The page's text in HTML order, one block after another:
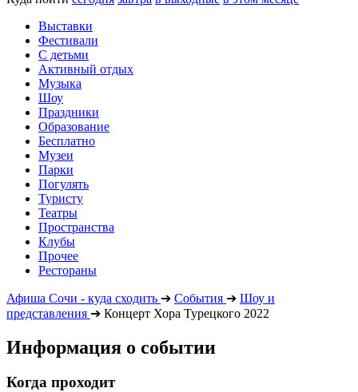
Выставки
Фестивали
С детьми
Активный отдых
Музыка
Шоу
Праздники
Образование
Бесплатно
Музеи
Парки
Погулять
Туристу
Театры
Пространства
Клубы
Прочее
Рестораны
Афиша Сочи - куда сходить ➔ События ➔ Шоу и
представления ➔ Концерт Хора Турецкого 2022
Информация о событии
Когда проходит